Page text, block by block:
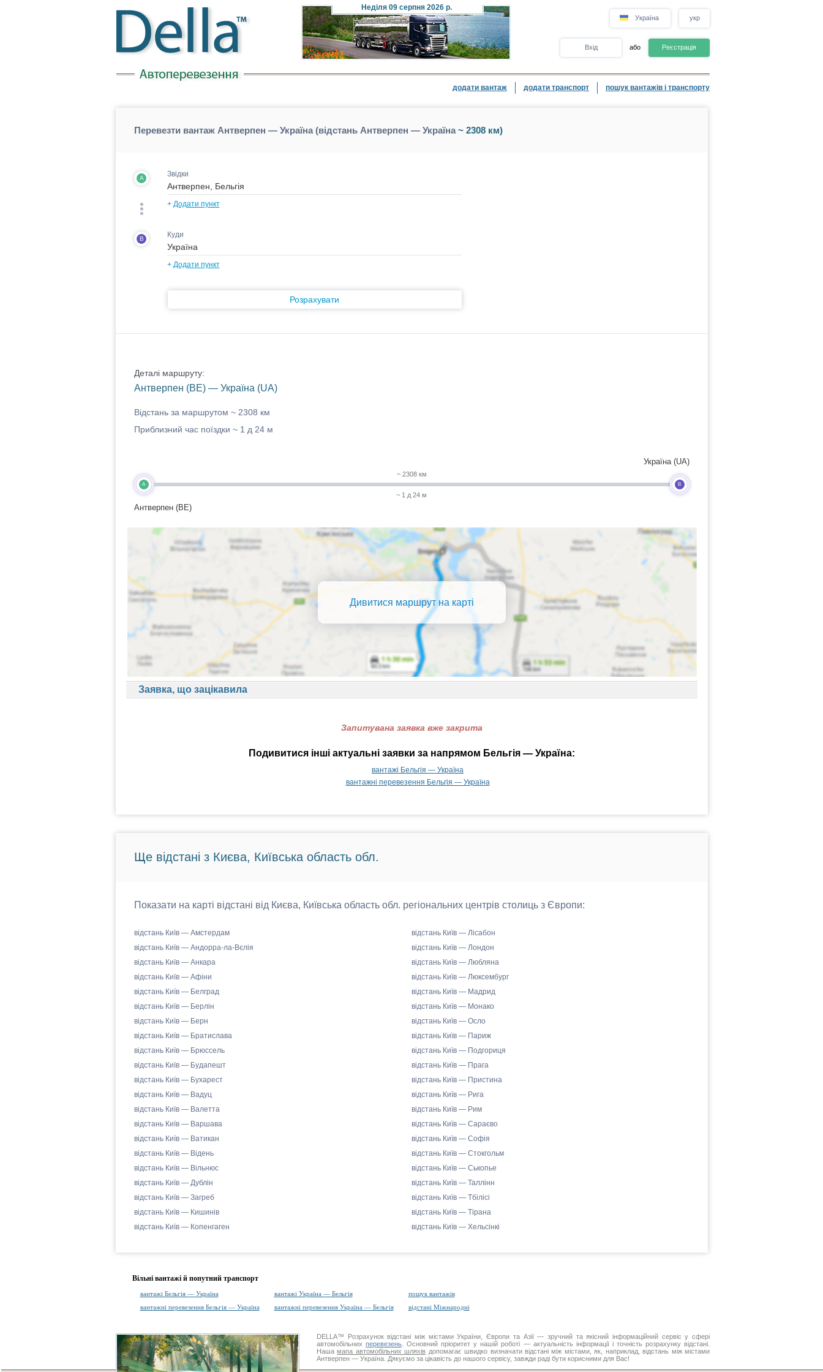
Неділя 09 серпня 2026 р.
Україна укр
Вхід або Реєстрація
додати вантаж додати транспорт пошук вантажів і транспорту
Перевезти вантаж Антверпен — Україна (відстань Антверпен — Україна~ 2308 км)
A Звідки
+ Додати пункт
B Куди
+ Додати пункт
Розрахувати
Деталі маршруту:
Антверпен (BE) — Україна (UA)
Відстань за маршрутом ~ 2308 км
Приблизний час поїздки ~ 1 д 24 м
A
Антверпен (BE)
~ 2308 км
~ 1 д 24 м
B
Україна (UA)
Дивитися маршрут на карті
Заявка, що зацікавила
Запитувана заявка вже закрита
Подивитися інші актуальні заявки за напрямом Бельгія — Україна:
вантажі Бельгія — Україна
вантажні перевезення Бельгія — Україна
Ще відстані з Києва, Київська область обл.
Показати на карті відстані від Києва, Київська область обл. регіональних центрів столиць з Європи:
відстань Київ — Амстердам
відстань Київ — Андорра-ла-Вєлія
відстань Київ — Анкара
відстань Київ — Афіни
відстань Київ — Белград
відстань Київ — Берлін
відстань Київ — Берн
відстань Київ — Братислава
відстань Київ — Брюссель
відстань Київ — Будапешт
відстань Київ — Бухарест
відстань Київ — Вадуц
відстань Київ — Валетта
відстань Київ — Варшава
відстань Київ — Ватикан
відстань Київ — Відень
відстань Київ — Вільнюс
відстань Київ — Дублін
відстань Київ — Загреб
відстань Київ — Кишинів
відстань Київ — Копенгаген
відстань Київ — Лісабон
відстань Київ — Лондон
відстань Київ — Любляна
відстань Київ — Люксембург
відстань Київ — Мадрид
відстань Київ — Монако
відстань Київ — Осло
відстань Київ — Париж
відстань Київ — Подгориця
відстань Київ — Прага
відстань Київ — Пристина
відстань Київ — Рига
відстань Київ — Рим
відстань Київ — Сараєво
відстань Київ — Софія
відстань Київ — Стокгольм
відстань Київ — Ськопье
відстань Київ — Таллінн
відстань Київ — Тбілісі
відстань Київ — Тірана
відстань Київ — Хельсінкі
Вільні вантажі й попутний транспорт
вантажі Бельгія — Україна вантажі Україна — Бельгія
пошук вантажів
вантажні перевезення Бельгія — Україна
вантажні перевезення Україна — Бельгія відстані Міжнародні
DELLA™ Розрахунок відстані між містами України, Європи та Азії — зручний та якісний інформаційний сервіс у сфері
автомобільнихперевезень . Основний пріоритет у нашій роботі — актуальність інформації і точність розрахунку відстані.
Нашамапа автомобільних шляхів допомагає швидко визначати відстані між містами, як, наприклад, відстань між містами
Антверпен — Україна. Дякуємо за цікавість до нашого сервісу, завжди раді бути корисними для Вас!